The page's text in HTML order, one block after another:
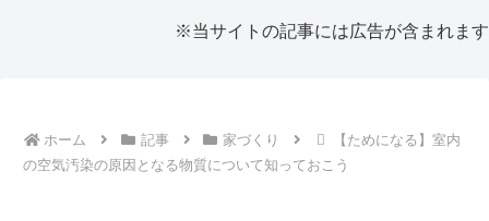
※当サイトの記事には広告が含まれます
ホーム 記事 家づくり
【ためになる】室内
の空気汚染の原因となる物質について知っておこう